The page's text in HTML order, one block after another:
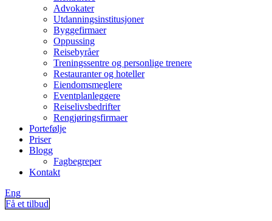
Advokater
Utdanningsinstitusjoner
Byggefirmaer
Oppussing
Reisebyråer
Treningssentre og personlige trenere
Restauranter og hoteller
Eiendomsmeglere
Eventplanleggere
Reiselivsbedrifter
Rengjøringsfirmaer
Portefølje
Priser
Blogg
Fagbegreper
Kontakt
Eng
Få et tilbud